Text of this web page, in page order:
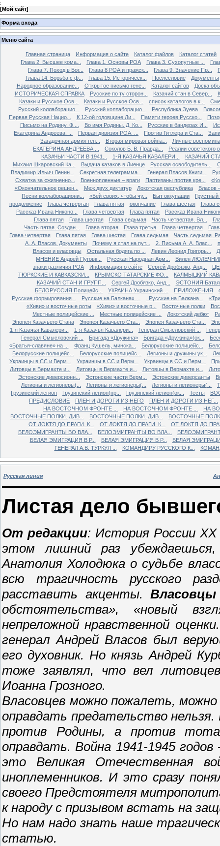
:
[Мой сайт]
Форма входа
Меню сайта
Главная страница Информация о сайте Каталог файлов
Каталог статей
Глава 2. Высшее кома...
Глава 1. Основы РОА Глава 3. Сухопутные ...
Глава 7. Поход в Бог...
Глава 8 РОА и пражск... Глава 9. Значение Пр...
Глава 14. Борьба с ф...
Глава 15. Историческ... Послесловие
Документы
Народное образование...
Открытое письмо гене... Каталог сайтов
Доска
ИСТОРИЧЕСКАЯ СПРАВКА
Русские по ту сторон... Казачий стан в Север...
Казаки и Русское Осв...
Казаки и Русское Осв... список каталогов в к...
Русский коллаборацио...
Русский коллаборацио... Республика Зуева
Первая Русская Нацио...
К 12-ой годовщине Ли... Памяти героев Русско...
Письмо на Родину. Ф....
Во имя Родины. Д. Ко... Русские в бандерах И...
Екатерина Андреева. ...
Первая дивизия РОА. ... Против Гитлера и Ста...
Загадочная армия ген...
Вторая мировая война...
Личные
ЕКАТЕРИНА АНДРЕЕВА ...
Соколов Б. В. Правда...
Реалии советского
КАЗАЧЬИ ЧАСТИ В 1941...
1-Я КАЗАЧЬЯ КАВАЛЕРИ...
КАЗАЧИЙ
Михаил Шкаровский Ка...
Выдача казаков в Лиенце Русская освободитель...
Владимир Ильич Ленин...
Секретная телеграмма... Генерал Власов Книги...
Схватка за «жизненно...
Военнопленные – враги Партизаны против кре...
«Окончательное решен...
Меж двух диктатур Локотская республика
Власов
Песни коллаборациони...
«Бей своих, чтобы чу... Быт оккупации
Грустный
продолжение
Глава четвертая Глава пятая окончание Глава шестая
Глава
Рассказ Ивана Никоно...
Глава четвертая Глава пятая
Рассказ Ивана
Глава пятая
Глава шестая Глава седьмая Часть четвертая. Вл...
Часть пятая. Создан...
Глава вторая Глава третья Глава четвертая
Глава четвертая
Глава пятая Глава шестая Глава седьмая
Часть седьмая.
А. А. Власов. Документы
Почему я стал на пут... 2. Письма А. А. Влас...
Власов и власовцы
Остальная бодяга по ... Левин Леонид Григорь...
МНЕНИЕ Андрей Пуговк...
Русская Народная Арм...
Вилен
знаки различия РОА
Информация о сайте Сергей Дробязко, Анд...
ТЮРКСКИЕ И КАВКАЗСКИ...
КРЫМСКО ТАТАРСКИЕ ФО...
КАЛМЫЦКИЙ
КАЗАЧИЙ СТАН И ГРУПП...
Сергей Дробязко, Анд...
ЭСТОНИЯ
БЕЛОРУССИЯ Полицейс...
УКРАИНА Украинский ... ПРИЛОЖЕНИЯ
Русские формирования...
Русские на Балканах ... . Русские на Балкана...
«Хиви» и восточные роты
«Хиви» и восточные р... Восточные полки
Местные полицейские ...
Местные полицейские ... Локотский дебют
Эпопея Казачьего Стана
Эпопея Казачьего Ста... Эпопея Казачьего Ста...
1-я Казачья Кавалери...
1-я Казачья Кавалери... Генерал Смысловский ...
Генерал Смысловский ...
Бригада «Дружина» Бригада «Дружина»(ок...
«Братья-славяне» на ...
Франц Кушель, минска... Белорусские полицейс...
Белорусские полицейс...
Белорусские полицейс... Легионы и дружины ук...
Украинцы в СС и Верм...
Украинцы в СС и Верм... Украинцы в СС и Верм...
Литовцы в Вермахте и...
Литовцы в Вермахте и... Литовцы в Вермахте и...
Эстонские диверсионн...
Эстонские части Верм... Эстонские диверсанты
Легионы и легионеры(...
Легионы и легионеры(... Легионы и легионеры(...
Грузинский легион
Грузинский легион(пр... Грузинский легион(ок... Тесты
ПРЕДИСЛОВИЕ
ПЛЕН И ДОРОГИ ИЗ НЕГО
ПЛЕН И ДОРОГИ ИЗ НЕГ...
НА ВОСТОЧНОМ ФРОНТЕ ...
НА ВОСТОЧНОМ ФРОНТЕ ...
НА
ВОСТОЧНЫЕ ПОЛКИ. ДИВ...
ВОСТОЧНЫЕ ПОЛКИ. ДИВ...
ВОСТОЧНЫЕ
ОТ ЛОКТЯ ДО ПРАГИ. К...
ОТ ЛОКТЯ ДО ПРАГИ. К...
ОТ ЛОКТЯ ДО
БЕЛОЭМИГРАНТЫ ВО ВЛА...
БЕЛОЭМИГРАНТЫ ВО ВЛА...
БЕЛАЯ ЭМИГРАЦИЯ В Р...
БЕЛАЯ ЭМИГРАЦИЯ В Р...
БЕЛАЯ
ГЕНЕРАЛ А.В. ТУРКУЛ ...
КОМАНДИРУ РУССКОГО К...
Русская линия
Листая дело
От редакции: История России
этом лишний раз
Анатолия Холодюка о судьбе
всю трагичность русского
расставить акценты.
обстоятельства», «новый
непреложной нравственной
генерал Андрей Власов был
его духовник. Но князь Андрей
тоже заявлял, что вел
Иоанна Грозного.
Власовцев можно пожалеть, можно
оправдать предательство нельзя.
против Родины, а против
оправдать. Война 1941-1945
это Великая Отечественная
иноплеменников. И это сразу
своего Предстоятеля
к народу с призывом встать на
Но нам надо знать наше
статью.